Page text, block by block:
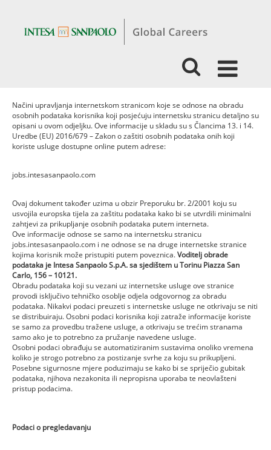
Načini upravljanja internetskom stranicom koje se odnose na obradu
osobnih podataka korisnika koji posjećuju internetsku stranicu detaljno su
opisani u ovom odjeljku. Ove informacije u skladu su s Člancima 13. i 14.
Uredbe (EU) 2016/679 – Zakon o zaštiti osobnih podataka onih koji
koriste usluge dostupne online putem adrese:
jobs.intesasanpaolo.com
Ovaj dokument također uzima u obzir Preporuku br. 2/2001 koju su
usvojila europska tijela za zaštitu podataka kako bi se utvrdili minimalni
zahtjevi za prikupljanje osobnih podataka putem interneta.
Ove informacije odnose se samo na internetsku stranicu
jobs.intesasanpaolo.com i ne odnose se na druge internetske stranice
kojima korisnik može pristupiti putem poveznica.Voditelj obrade
podataka je Intesa Sanpaolo S.p.A. sa sjedištem u Torinu Piazza San
Carlo, 156 – 10121.
Obradu podataka koji su vezani uz internetske usluge ove stranice
provodi isključivo tehničko osoblje odjela odgovornog za obradu
podataka. Nikakvi podaci preuzeti s internetske usluge ne otkrivaju se niti
se distribuiraju. Osobni podaci korisnika koji zatraže informacije koriste
se samo za provedbu tražene usluge, a otkrivaju se trećim stranama
samo ako je to potrebno za pružanje navedene usluge.
Osobni podaci obrađuju se automatiziranim sustavima onoliko vremena
koliko je strogo potrebno za postizanje svrhe za koju su prikupljeni.
Posebne sigurnosne mjere poduzimaju se kako bi se spriječio gubitak
podataka, njihova nezakonita ili nepropisna uporaba te neovlašteni
pristup podacima.
Podaci o pregledavanju